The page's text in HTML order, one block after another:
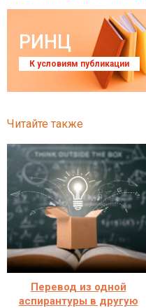
РИНЦ
К условиям публикации
Читайте также
Перевод из одной
аспирантуры в другую